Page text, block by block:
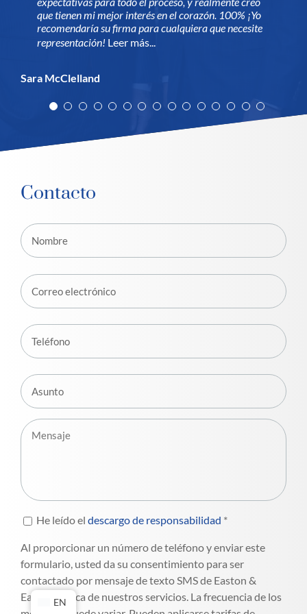
que tienen mi mejor interés en el corazón. 100% ¡Yo
recomendaría su firma para cualquiera que necesite
representación! Leer más...
Sara McClelland
Sofía Sánchez
Dan Campbell
-Allee
Ashlee A.
también fue muy útil y fácil de tratar también.
Jeffrey N.
dedicación a ofrecer un servicio de alta calidad y
profesionalidad a sus clientes.
Contacto
He leído el descargo de responsabilidad *
Al proporcionar un número de teléfono y enviar este
formulario, usted da su consentimiento para ser
contactado por mensaje de texto SMS de Easton &
Easton acerca de nuestros servicios. La frecuencia de los
EN